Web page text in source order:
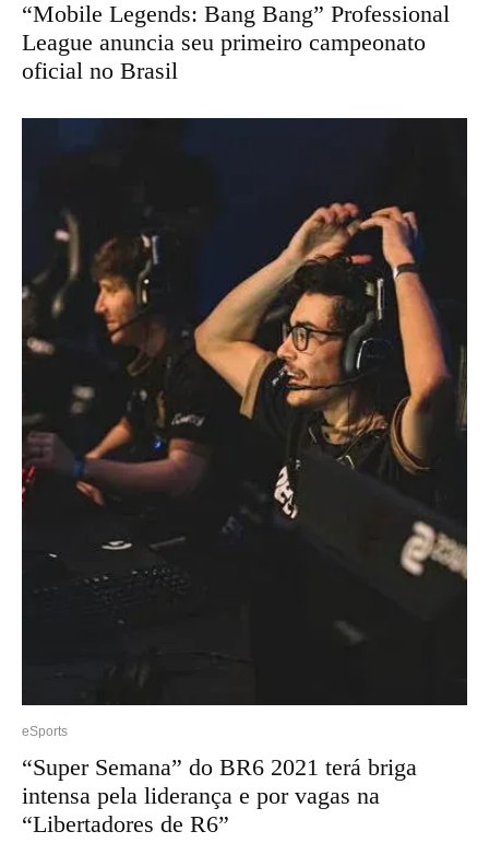
“Mobile Legends: Bang Bang” Professional
League anuncia seu primeiro campeonato
oficial no Brasil
eSports
“Super Semana” do BR6 2021 terá briga
intensa pela liderança e por vagas na
“Libertadores de R6”